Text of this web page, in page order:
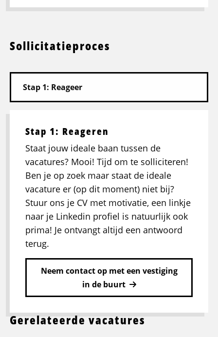
Sollicitatieproces
Stap 1: Reageren
Staat jouw ideale baan tussen de
vacatures? Mooi! Tijd om te solliciteren!
Ben je op zoek maar staat de ideale
vacature er (op dit moment) niet bij?
Stuur ons je CV met motivatie, een linkje
naar je Linkedin profiel is natuurlijk ook
prima! Je ontvangt altijd een antwoord
terug.
Neem contact op met een vestiging
in de buurt
Gerelateerde vacatures